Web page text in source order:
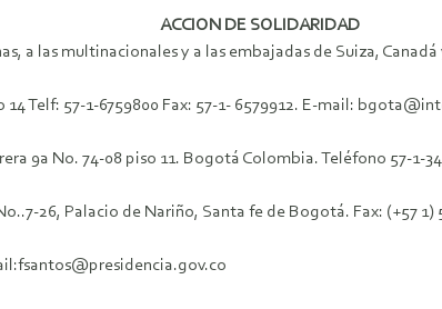
ACCION DE SOLIDARIDAD
a las multinacionales y a las embajadas de Suiza,
Telf: 57-1-6759800 Fax: 57-1- 6579912. E-mail:
9a No. 74-08 piso 11. Bogotá Colombia. Teléfono 57-1-
26, Palacio de Nariño, Santa fe de Bogotá. Fax: (+57